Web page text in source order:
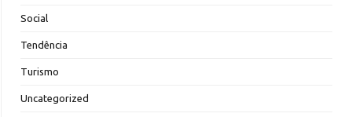
Social
Tendência
Turismo
Uncategorized